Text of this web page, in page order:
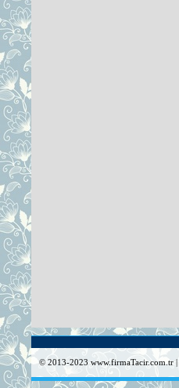
© 2013-2023 www.firmaTacir.com.tr |